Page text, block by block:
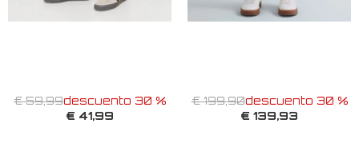
€ 59,99descuento 30 %
€ 41,99
€ 199,90descuento 30 %
€ 139,93